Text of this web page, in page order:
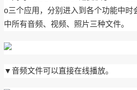
o三个应用，分别进入到各个功能中时
中所有音频、视频、照片三种文件。
▼音频文件可以直接在线播放。